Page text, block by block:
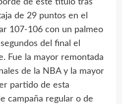
de este título tras
de 29 puntos en el
107-106 con un palmeo
del final el
Fue la mayor remontada
de la NBA y la mayor
partido de esta
campaña regular o de